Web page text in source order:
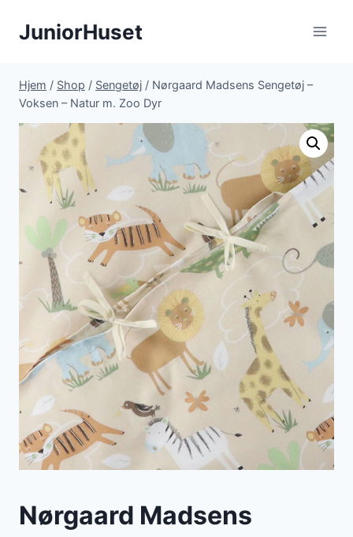
JuniorHuset
Hjem / Shop / Sengetøj / Nørgaard Madsens Sengetøj –
Voksen – Natur m. Zoo Dyr
Nørgaard Madsens